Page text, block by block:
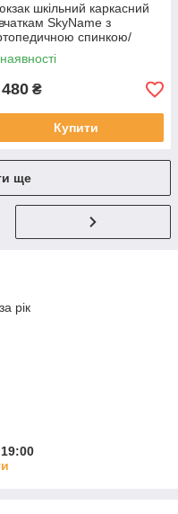
шкільний каркасний
SkyName з
спинкою/
різнокольоровий
"Париж" для школи
₴
Купити
ще
рік